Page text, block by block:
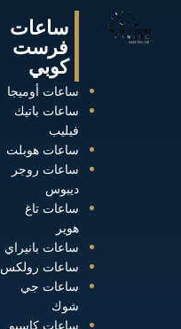
ساعات
فرست
كوبي
ساعات أوميجا
ساعات باتيك
فيليب
ساعات هوبلت
ساعات روجر
ديبوس
ساعات تاغ
هوير
ساعات بانيراي
ساعات رولكس
ساعات جي
شوك
ساعات كاسيو